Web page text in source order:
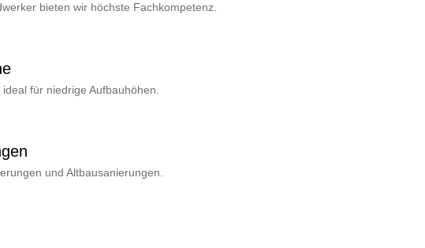
bieten wir höchste Fachkompetenz.
für niedrige Aufbauhöhen.
und Altbausanierungen.